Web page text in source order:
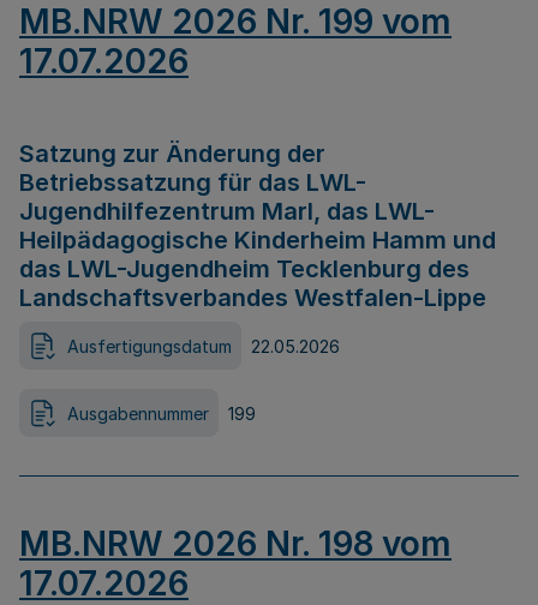
MB.NRW 2026 Nr. 199 vom
17.07.2026
Satzung zur Änderung der
Betriebssatzung für das LWL-
Jugendhilfezentrum Marl, das LWL-
Heilpädagogische Kinderheim Hamm und
das LWL-Jugendheim Tecklenburg des
Landschaftsverbandes Westfalen-Lippe
Ausfertigungsdatum 22.05.2026
Ausgabennummer 199
MB.NRW 2026 Nr. 198 vom
17.07.2026